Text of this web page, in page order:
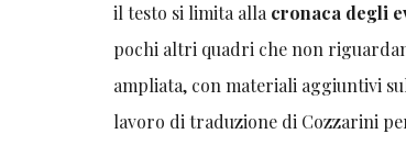
il testo si limita allacronaca degli
pochi altri quadri che non
ampliata, con materiali aggiuntivi
lavoro di traduzione di Cozzarini